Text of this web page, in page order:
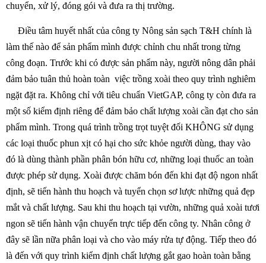
chuyển, xử lý, đóng gói và đưa ra thị trường.
Điều tâm huyết nhất của công ty Nông sản sạch T&H chính là
làm thế nào để sản phẩm mình được chỉnh chu nhất trong từng
công đoạn. Trước khi có được sản phẩm này, người nông dân phải
đảm bảo tuân thủ hoàn toàn việc trồng xoài theo quy trình nghiêm
ngặt đặt ra. Không chỉ với tiêu chuẩn VietGAP, công ty còn đưa ra
một số kiểm định riêng để đảm bảo chất lượng xoài cần đạt cho sản
phẩm mình. Trong quá trình trồng trọt tuyệt đối KHÔNG sử dụng
các loại thuốc phun xịt có hại cho sức khỏe người dùng, thay vào
đó là dùng thành phần phân bón hữu cơ, những loại thuốc an toàn
được phép sử dụng. Xoài được chăm bón đến khi đạt độ ngon nhất
định, sẽ tiến hành thu hoạch và tuyển chọn sơ lược những quả đẹp
mắt và chất lượng. Sau khi thu hoạch tại vườn, những quả xoài tươi
ngon sẽ tiến hành vận chuyển trực tiếp đến công ty. Nhân công ở
đây sẽ lần nữa phân loại và cho vào máy rửa tự động. Tiếp theo đó
là đến với quy trình kiểm định chất lượng gắt gao hoàn toàn bằng